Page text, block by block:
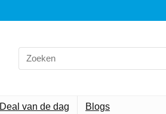
Deal van de dag Blogs